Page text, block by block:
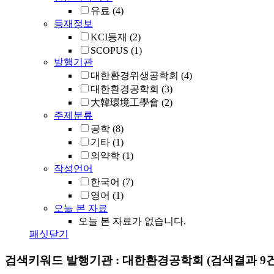
유료 (4)
등재정보
KCI등재 (2)
SCOPUS (1)
발행기관
대한환경위생공학회 (4)
대한환경공학회 (3)
大韓環境工學會 (2)
주제분류
공학 (8)
기타 (1)
의약학 (1)
작성언어
한국어 (7)
영어 (1)
오늘 본 자료
오늘 본 자료가 없습니다.
패싯닫기
검색키워드 발행기관 : 대한환경공학회 (검색결과 9